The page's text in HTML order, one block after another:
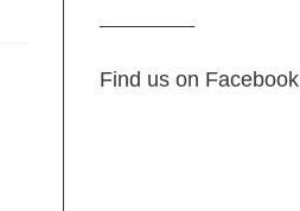
Find us on Facebook